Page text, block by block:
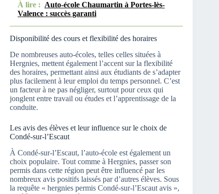
À lire : Auto-école Chaumartin à Portes-lès-
Valence : succès garanti
Disponibilité des cours et flexibilité des horaires
De nombreuses auto-écoles, telles celles situées à
Hergnies, mettent également l’accent sur la flexibilité
des horaires, permettant ainsi aux étudiants de s’adapter
plus facilement à leur emploi du temps personnel. C’est
un facteur à ne pas négliger, surtout pour ceux qui
jonglent entre travail ou études et l’apprentissage de la
conduite.
Les avis des élèves et leur influence sur le choix de
Condé-sur-l’Escaut
À Condé-sur-l’Escaut, l’auto-école est également un
choix populaire. Tout comme à Hergnies, passer son
permis dans cette région peut être influencé par les
nombreux avis positifs laissés par d’autres élèves. Sous
la requête « hergnies permis Condé-sur-l’Escaut avis »,